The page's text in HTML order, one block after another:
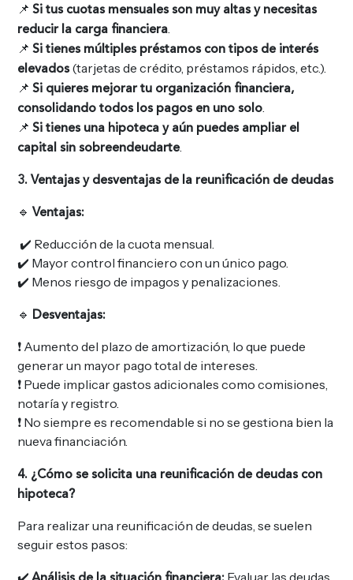
📌Si tus cuotas mensuales son muy altas y necesitas
reducir la carga financiera.
📌Si tienes múltiples préstamos con tipos de interés
elevados(tarjetas de crédito, préstamos rápidos, etc.).
📌Si quieres mejorar tu organización financiera,
consolidando todos los pagos en uno solo.
📌Si tienes una hipoteca y aún puedes ampliar el
capital sin sobreendeudarte.
3. Ventajas y desventajas de la reunificación de deudas
🔹Ventajas:
✔️ Reducción de la cuota mensual.
✔️ Mayor control financiero con un único pago.
✔️ Menos riesgo de impagos y penalizaciones.
🔹 Desventajas:
❗ Aumento del plazo de amortización, lo que puede
generar un mayor pago total de intereses.
❗ Puede implicar gastos adicionales como comisiones,
notaría y registro.
❗ No siempre es recomendable si no se gestiona bien la
nueva financiación.
4. ¿Cómo se solicita una reunificación de deudas con
hipoteca?
Para realizar una reunificación de deudas, se suelen
seguir estos pasos: